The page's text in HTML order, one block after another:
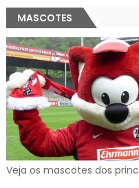
MASCOTES
Veja os mascotes dos